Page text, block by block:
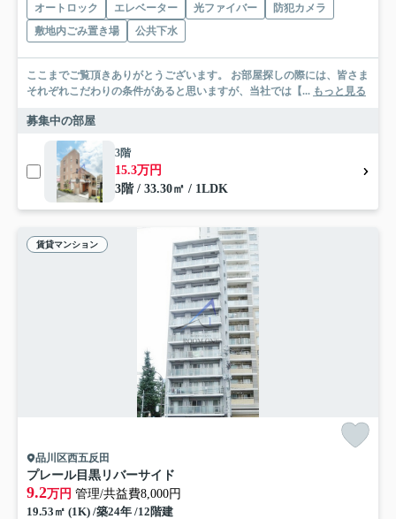
オートロック エレベーター 光ファイバー
防犯カメラ
敷地内ごみ置き場
公共下水
ここまでご覧頂きありがとうございます。 お部屋探しの際には、皆さま
それぞれこだわりの条件があると思いますが、当社では【... もっと見る
募集中の部屋
3階
15.3万円
3階 / 33.30㎡ / 1LDK
賃貸マンション
品川区西五反田
プレール目黒リバーサイド
9.2万円 管理/共益費8,000円
19.53㎡ (1K) /築24年 /12階建